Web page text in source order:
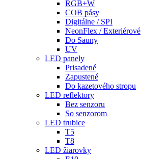
RGB+W
COB pásy
Digitálne / SPI
NeonFlex / Exteriérové
Do Sauny
UV
LED panely
Prisadené
Zapustené
Do kazetového stropu
LED reflektory
Bez senzoru
So senzorom
LED trubice
T5
T8
LED žiarovky